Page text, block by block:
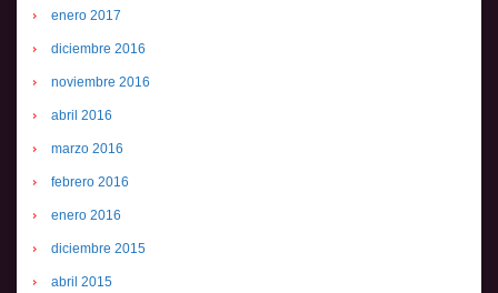
enero 2017
diciembre 2016
noviembre 2016
abril 2016
marzo 2016
febrero 2016
enero 2016
diciembre 2015
abril 2015